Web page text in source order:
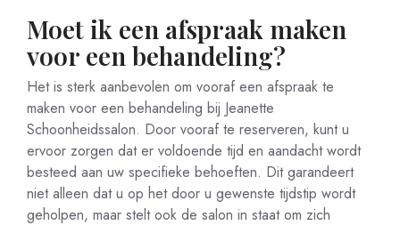
Moet ik een afspraak maken
voor een behandeling?
Het is sterk aanbevolen om vooraf een afspraak te
maken voor een behandeling bij Jeanette
Schoonheidssalon. Door vooraf te reserveren, kunt u
ervoor zorgen dat er voldoende tijd en aandacht wordt
besteed aan uw specifieke behoeften. Dit garandeert
niet alleen dat u op het door u gewenste tijdstip wordt
geholpen, maar stelt ook de salon in staat om zich